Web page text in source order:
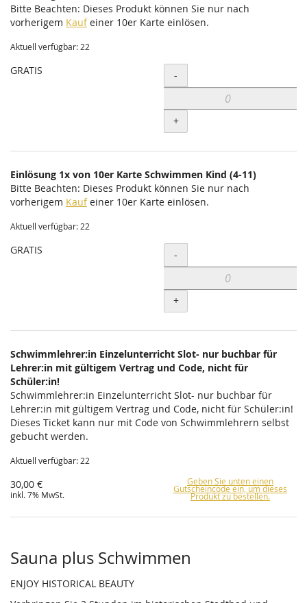
Bitte Beachten: Dieses Produkt können Sie nur nach
vorherigem Kaufeiner 10er Karte einlösen.
Aktuell verfügbar: 22
GRATIS Menge
-
+
Einlösung 1x von 10er Karte Schwimmen Kind (4-11)
Bitte Beachten: Dieses Produkt können Sie nur nach
vorherigem Kaufeiner 10er Karte einlösen.
Aktuell verfügbar: 22
GRATIS Menge
-
+
Schwimmlehrer:in Einzelunterricht Slot- nur buchbar für
Lehrer:in mit gültigem Vertrag und Code, nicht für
Schüler:in!
Schwimmlehrer:in Einzelunterricht Slot- nur buchbar für
Lehrer:in mit gültigem Vertrag und Code, nicht für Schüler:in!
Dieses Ticket kann nur mit Code von Schwimmlehrern selbst
gebucht werden.
Aktuell verfügbar: 22
30,00 €
inkl. 7% MwSt.
Geben Sie unten einen
Gutscheincode ein, um dieses
Produkt zu bestellen.
Sauna plus Schwimmen
ENJOY HISTORICAL BEAUTY